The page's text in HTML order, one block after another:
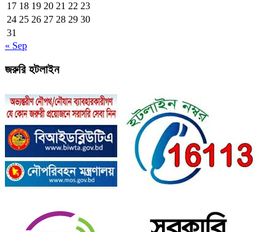
17 18 19 20 21 22 23
24 25 26 27 28 29 30
31
« Sep
জরুরি হটলাইন